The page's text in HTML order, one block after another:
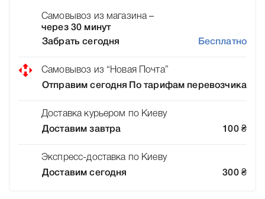
Самовывоз из магазина –
через 30 минут
Забрать сегодня
Бесплатно
Самовывоз из “Новая Почта”
Отправим сегодня
По тарифам перевозчика
Доставка курьером по Киеву
Доставим завтра
100 ₴
Экспресс-доставка по Киеву
Доставим сегодня
300 ₴